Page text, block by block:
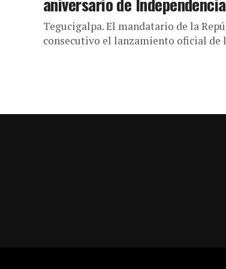
Tegucigalpa. El mandatario de la
consecutivo el lanzamiento oficial de